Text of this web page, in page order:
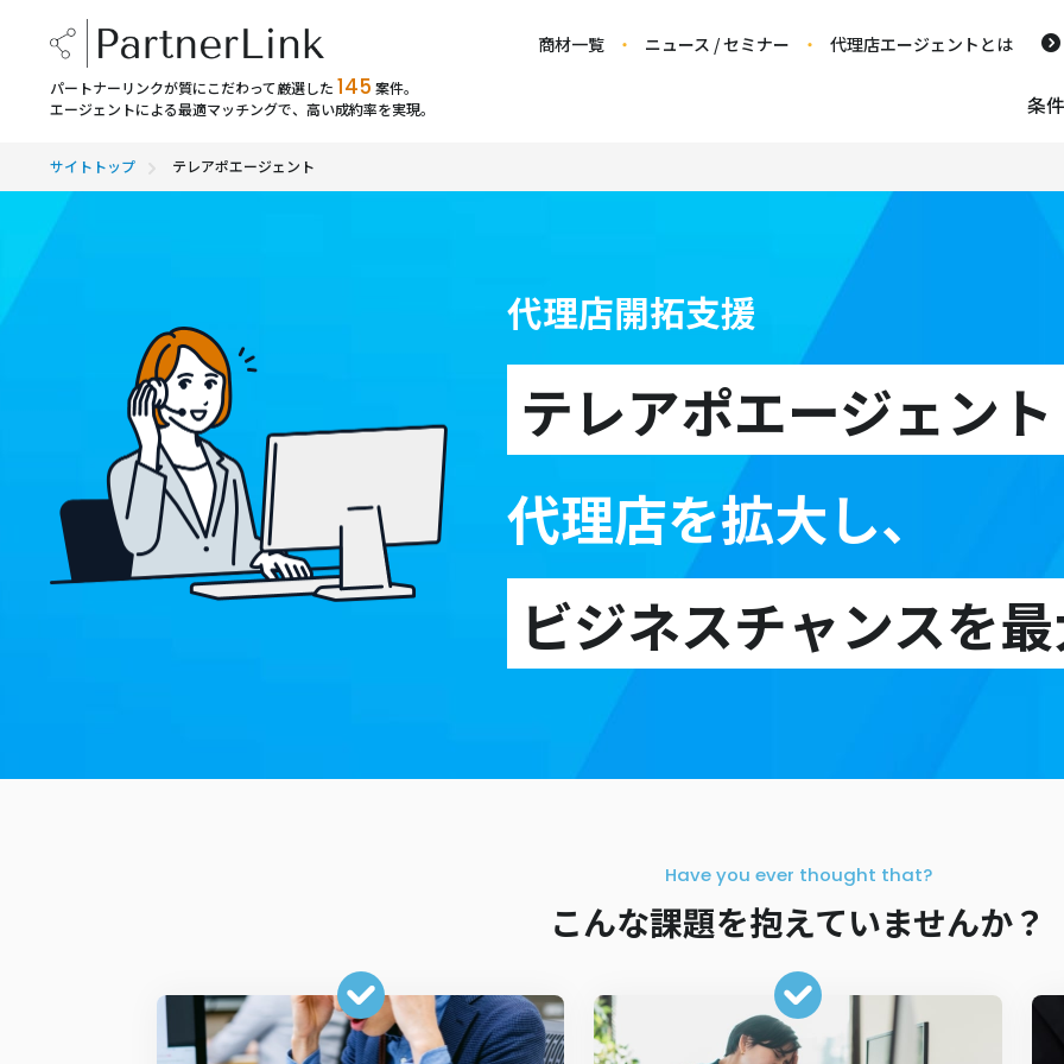
パートナーリンクが質にこだわって厳選した 145 案件。
エージェントによる最適マッチングで、高い成約率を実現。
商材一覧 ニュース / セミナー 代理店エージェントとは
条
サイトトップ テレアポエージェント
代理店開拓支援
テレアポエージェント
代理店を拡大し、
ビジネスチャンスを
Have you ever thought that?
こんな課題を抱えていませんか？